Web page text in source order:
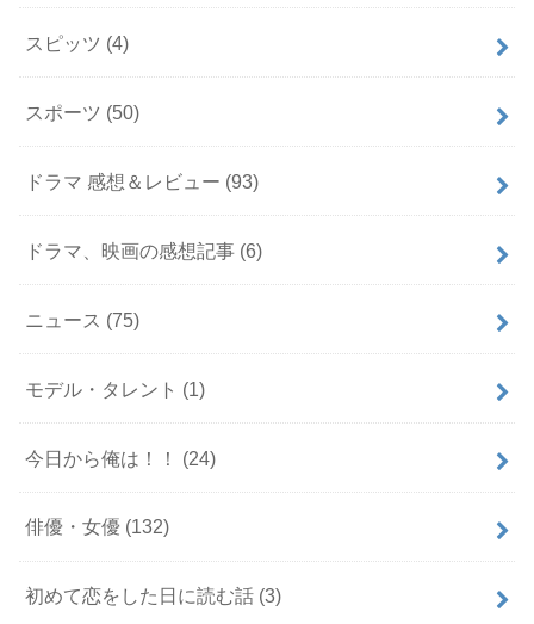
スピッツ (4)
スポーツ (50)
ドラマ 感想＆レビュー (93)
ドラマ、映画の感想記事 (6)
ニュース (75)
モデル・タレント (1)
今日から俺は！！ (24)
俳優・女優 (132)
初めて恋をした日に読む話 (3)